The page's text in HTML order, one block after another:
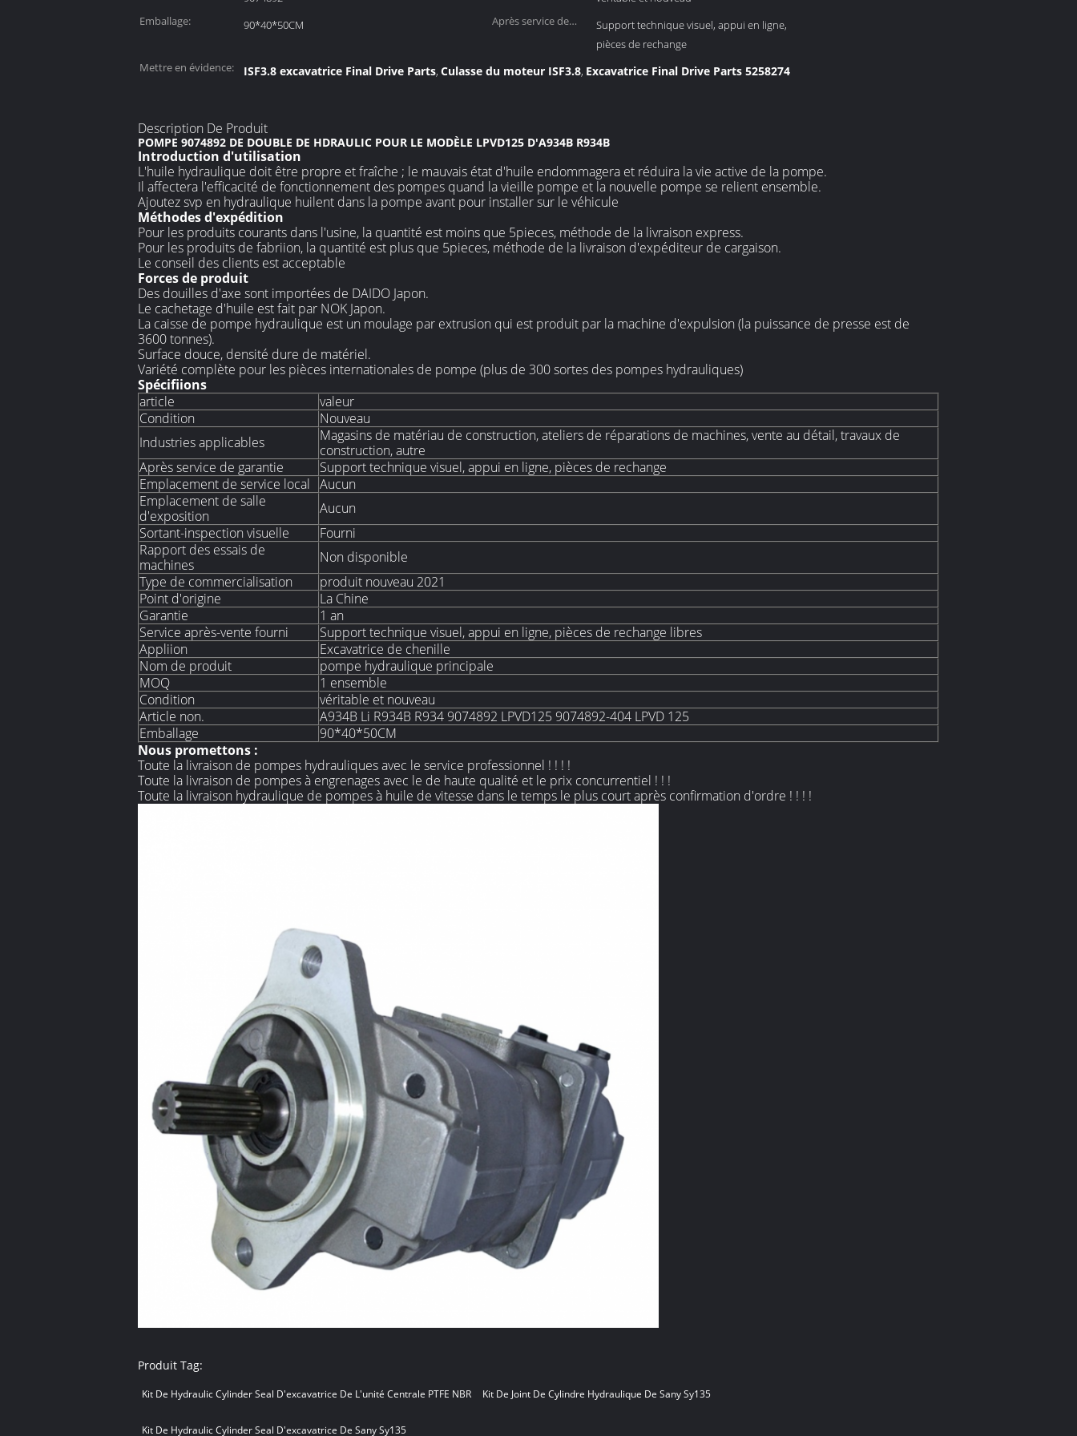
Emballage:
90*40*50CM
Après service de
Support technique visuel, appui en ligne,
pièces de rechange
Mettre en évidence:
ISF3.8 excavatrice Final Drive Parts, Culasse du moteur ISF3.8, Excavatrice Final Drive Parts 5258274
Description De Produit
POMPE 9074892 DE DOUBLE DE HDRAULIC POUR LE MODÈLE LPVD125 D'A934B R934B
Introduction d'utilisation
L'huile hydraulique doit être propre et fraîche ; le mauvais état d'huile endommagera et réduira la vie active de la pompe.
Il affectera l'efficacité de fonctionnement des pompes quand la vieille pompe et la nouvelle pompe se relient ensemble.
Ajoutez svp en hydraulique huilent dans la pompe avant pour installer sur le véhicule
Méthodes d'expédition
Pour les produits courants dans l'usine, la quantité est moins que 5pieces, méthode de la livraison express.
Pour les produits de fabriion, la quantité est plus que 5pieces, méthode de la livraison d'expéditeur de cargaison.
Le conseil des clients est acceptable
Forces de produit
Des douilles d'axe sont importées de DAIDO Japon.
Le cachetage d'huile est fait par NOK Japon.
La caisse de pompe hydraulique est un moulage par extrusion qui est produit par la machine d'expulsion (la puissance de presse est de
3600 tonnes).
Surface douce, densité dure de matériel.
Variété complète pour les pièces internationales de pompe (plus de 300 sortes des pompes hydrauliques)
Spécifiions
article
valeur
Condition
Nouveau
Industries applicables
Magasins de matériau de construction, ateliers de réparations de machines, vente au détail, travaux de
construction, autre
Après service de garantie
Support technique visuel, appui en ligne, pièces de rechange
Emplacement de service local Aucun
Emplacement de salle
d'exposition
Aucun
Sortant-inspection visuelle
Fourni
Rapport des essais de
machines
Non disponible
Type de commercialisation
produit nouveau 2021
Point d'origine
La Chine
Garantie
1 an
Service après-vente fourni
Support technique visuel, appui en ligne, pièces de rechange libres
Appliion
Excavatrice de chenille
Nom de produit
pompe hydraulique principale
MOQ
1 ensemble
Condition
véritable et nouveau
Article non.
A934B Li R934B R934 9074892 LPVD125 9074892-404 LPVD 125
Emballage
90*40*50CM
Nous promettons :
Toute la livraison de pompes hydrauliques avec le service professionnel ! ! ! !
Toute la livraison de pompes à engrenages avec le de haute qualité et le prix concurrentiel ! ! !
Toute la livraison hydraulique de pompes à huile de vitesse dans le temps le plus court après confirmation d'ordre ! ! ! !
Produit Tag:
Kit De Hydraulic Cylinder Seal D'excavatrice De L'unité Centrale PTFE NBR Kit De Joint De Cylindre Hydraulique De Sany Sy135
Kit De Hydraulic Cylinder Seal D'excavatrice De Sany Sy135